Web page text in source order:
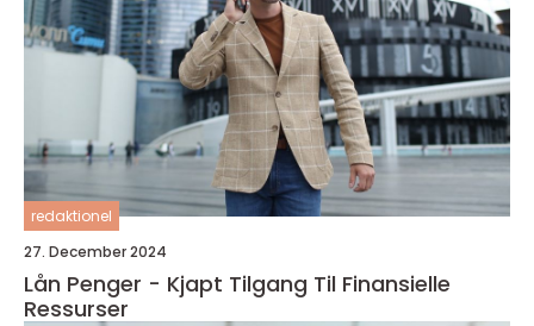
redaktionel
27. December 2024
Lån Penger - Kjapt Tilgang Til Finansielle
Ressurser